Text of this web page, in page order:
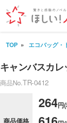
TOP エコバッグ・
キャンバスカ
商品No.TR-0412
商品価格
264円